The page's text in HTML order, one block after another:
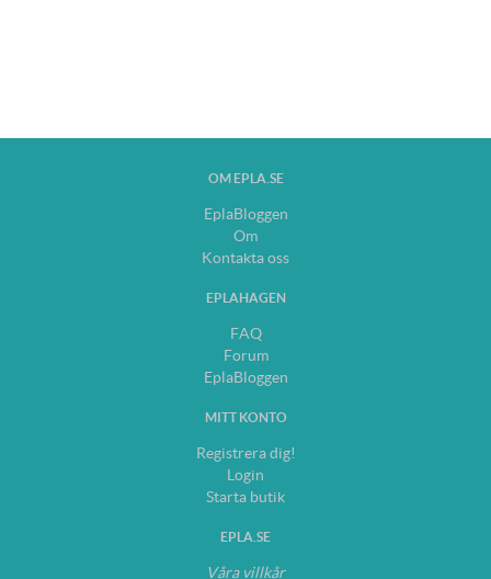
OM EPLA.SE
EplaBloggen
Om
Kontakta oss
EPLAHAGEN
FAQ
Forum
EplaBloggen
MITT KONTO
Registrera dig!
Login
Starta butik
EPLA.SE
Våra villkår